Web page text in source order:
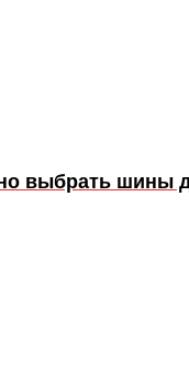
выбрать шины